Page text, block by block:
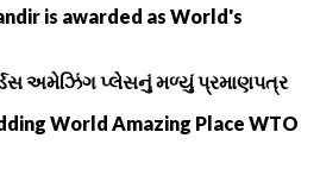
is awarded as World's
અમેઝિંગ પ્લેસનું મળ્યું પ્રમાણપત્ર
World Amazing Place WTO